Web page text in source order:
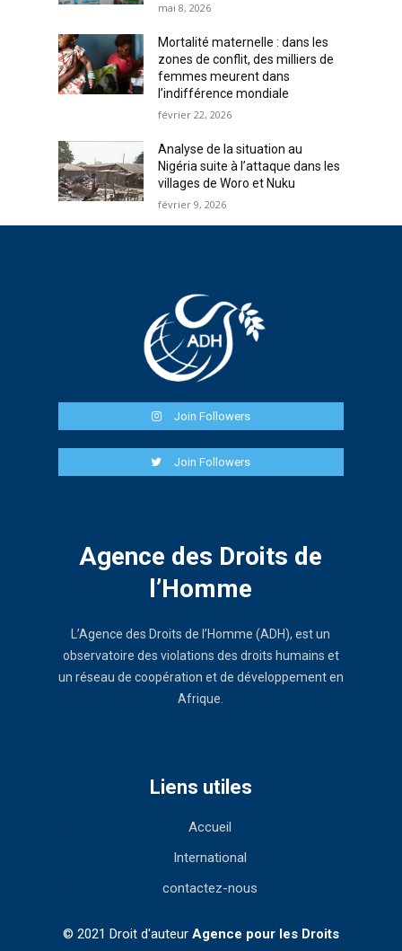
mai 8, 2026
Mortalité maternelle : dans les
zones de conflit, des milliers de
femmes meurent dans
l’indifférence mondiale
février 22, 2026
Analyse de la situation au
Nigéria suite à l’attaque dans les
villages de Woro et Nuku
février 9, 2026
Join Followers
Join Followers
Agence des Droits de
l’Homme
L’Agence des Droits de l’Homme (ADH), est un
observatoire des violations des droits humains et
un réseau de coopération et de développement en
Afrique.
Liens utiles
Accueil
International
contactez-nous
© 2021 Droit d'auteur Agence pour les Droits